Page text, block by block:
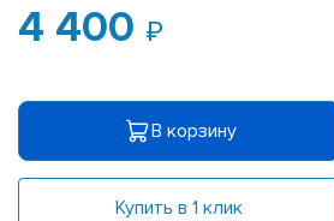
4 400
В корзину
Купить в 1 клик